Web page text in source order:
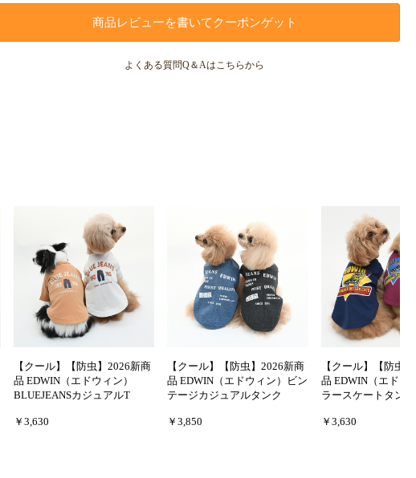
商品レビューを書いてクーポンゲット
よくある質問Q＆Aはこちらから
【クール】【防虫】2026新商
品 EDWIN（エドウィン）
BLUEJEANSカジュアルT
￥3,630
【クール】【防虫】2026新商
品 EDWIN（エドウィン）ビン
テージカジュアルタンク
￥3,850
【クール】【防虫
品 EDWIN（エドウ
ラースケートタンク
￥3,630